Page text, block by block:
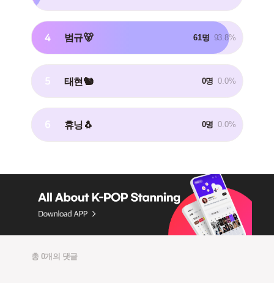
4 범규🐻 61명 93.8%
5 태현🐿️ 0명 0.0%
6 휴닝🐧 0명 0.0%
총 0개의 댓글